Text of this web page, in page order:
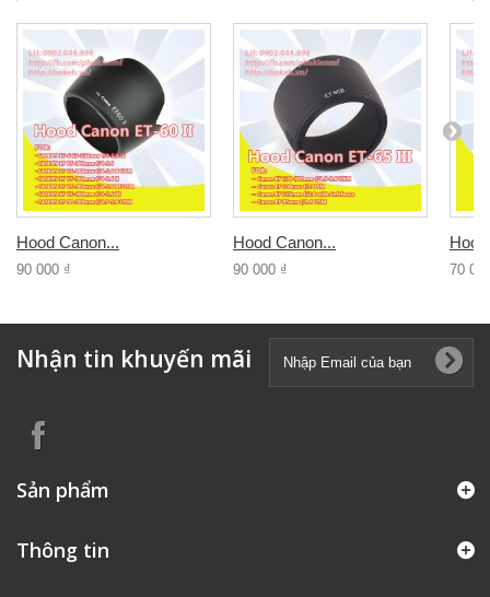
Hood Canon...
90 000 ₫
Hood Canon...
90 000 ₫ 70
Nhận tin khuyến mãi
Sản phẩm
Thông tin